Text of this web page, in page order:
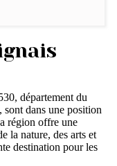
département du
dans une position
région offre une
la nature, des arts et
destination pour les